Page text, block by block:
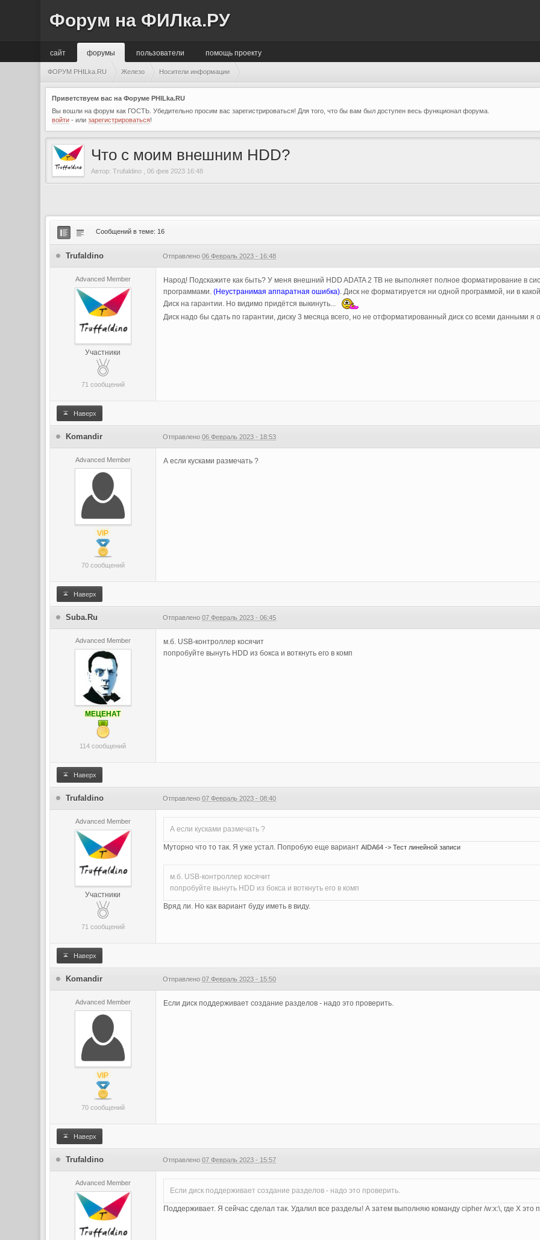
Форум на ФИЛка.РУ
сайт помощь проекту
форумы пользователи
ФОРУМ PHILka.RU Железо Носители информации
Приветствуем вас на Форуме PHILka.RU
Вы вошли на форум как ГОСТЬ. Убедительно просим вас зарегистрироваться! Для того, что бы вам был доступен весь функционал форума.
войти - илизарегистрироваться!
Что с моим внешним HDD?
Автор:Trufaldino ,06 фев 2023 16:48
Сообщений в теме: 16
Trufaldino Отправлено06 Февраль 2023 - 16:48
Advanced Member
Участники
71 сообщений
Народ! Подскажите как быть? У меня внешний HDD ADATA 2 TB не выполняет полное форматирование в
программами.(Неустранимая аппаратная ошибка). Диск не форматируется ни одной программой, ни в
Диск на гарантии. Но видимо придётся выкинуть...
Диск надо бы сдать по гарантии, диску 3 месяца всего, но не отформатированный диск со всеми данными я
Наверх
Komandir Отправлено06 Февраль 2023 - 18:53
Advanced Member
VIP
70 сообщений
А если кусками размечать ?
Наверх
Suba.Ru Отправлено07 Февраль 2023 - 06:45
Advanced Member
МЕЦЕНАТ
114 сообщений
м.б. USB-контроллер косячит
попробуйте вынуть HDD из бокса и воткнуть его в комп
Наверх
Trufaldino Отправлено07 Февраль 2023 - 08:40
Advanced Member
Участники
71 сообщений
А если кусками размечать ?
Муторно что то так. Я уже устал. Попробую еще вариантAIDA64 -> Тест линейной записи
м.б. USB-контроллер косячит
попробуйте вынуть HDD из бокса и воткнуть его в комп
Вряд ли. Но как вариант буду иметь в виду.
Наверх
Komandir Отправлено07 Февраль 2023 - 15:50
Advanced Member
VIP
70 сообщений
Если диск поддерживает создание разделов - надо это проверить.
Наверх
Trufaldino Отправлено07 Февраль 2023 - 15:57
Advanced Member
Если диск поддерживает создание разделов - надо это проверить.
Поддерживает. Я сейчас сделал так. Удалил все разделы! А затем выполняю команду cipher /w:x:\, где Х это